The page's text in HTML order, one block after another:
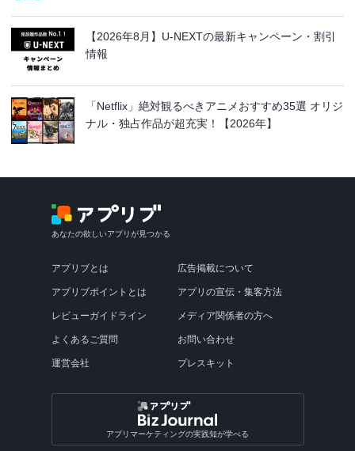
【2026年8月】U-NEXTの最新キャンペーン・割引
情報
「Netflix」絶対観るべきアニメおすすめ35選 オリジ
ナル・独占作品が超充実！【2026年】
あなたの欲しいアプリが見つかる
アプリブとは
アプリブポイントとは
レビューガイドライン
よくあるご質問
運営会社
広告掲載について
アプリの宣伝・集客方法
メディア関係者の方へ
お問い合わせ
プレスキット
アプリマーケティングの実践知が学べる